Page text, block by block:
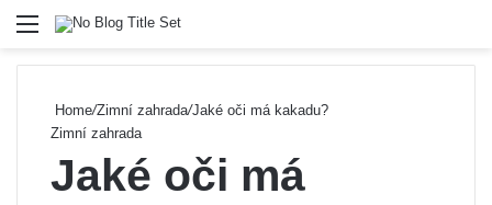
Menu
Home/Zimní zahrada/Jaké oči má kakadu?
Zimní zahrada
Jaké oči má